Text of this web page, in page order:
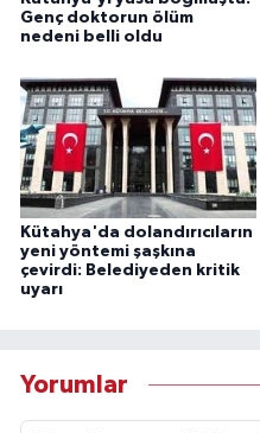
Genç doktorun ölüm
nedeni belli oldu
Kütahya'da dolandırıcıların
yeni yöntemi şaşkına
çevirdi: Belediyeden kritik
uyarı
Yorumlar